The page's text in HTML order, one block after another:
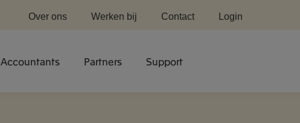
Accountants Partners Support
Over ons Werken bij Contact Login